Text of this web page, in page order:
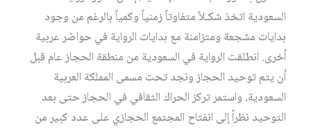
السعودية اتخذ شكـلاً متفاوتاً زمنياً وكمياً بالرغم من وجود
بدايات مشجعة ومتزامنة مع بدايات الرواية في حواضر عربية
أخرى. انطلقت الرواية في السعودية من منطقة الحجاز عام قبل
أن يتم توحيد الحجاز ونجد تحت مسمى المملكة العربية
السعودية، واستمر تركز الحراك الثقافي في الحجاز حتى بعد
التوحيد نظراً إلى انفتاح المجتمع الحجازي على عدد كبير من